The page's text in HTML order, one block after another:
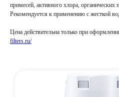
примесей, активного хлора, органических
Рекомендуется к применению с жесткой
Цена действительна только при
filters.ru/